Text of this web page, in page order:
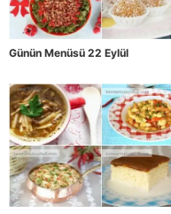
Günün Menüsü 22 Eylül